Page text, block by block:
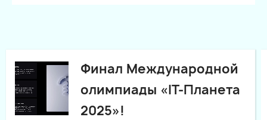
Финал Международной
олимпиады «IT-Планета
2025»!